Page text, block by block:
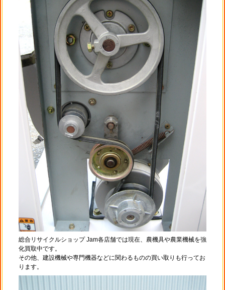
総合リサイクルショップ Jam各店舗では現在、農機具や農業機械を強
化買取中です。
その他、建設機械や専門機器などに関わるものの買い取りも行ってお
ります。